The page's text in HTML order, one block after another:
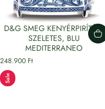
D&G SMEG KENYÉRPIRÍTÓ 2
SZELETES, BLU
MEDITERRANEO
248.900 Ft
Sale